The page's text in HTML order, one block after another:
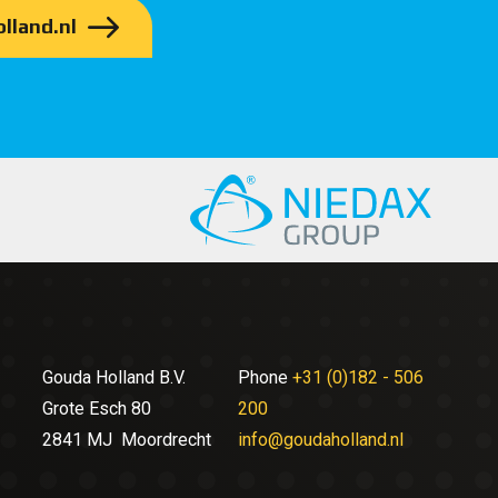
Gouda Holland B.V.
Grote Esch 80
2841 MJ Moordrecht
Phone +31 (0)182 - 506
200
info@goudaholland.nl